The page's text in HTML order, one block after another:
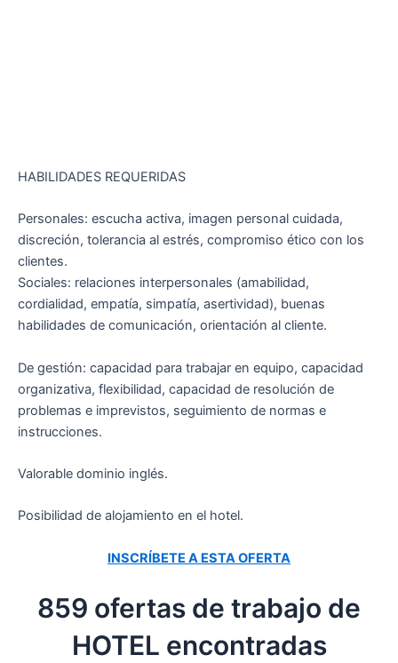
HABILIDADES REQUERIDAS
Personales: escucha activa, imagen personal cuidada,
discreción, tolerancia al estrés, compromiso ético con los
clientes.
Sociales: relaciones interpersonales (amabilidad,
cordialidad, empatía, simpatía, asertividad), buenas
habilidades de comunicación, orientación al cliente.
De gestión: capacidad para trabajar en equipo, capacidad
organizativa, flexibilidad, capacidad de resolución de
problemas e imprevistos, seguimiento de normas e
instrucciones.
Valorable dominio inglés.
Posibilidad de alojamiento en el hotel.
INSCRÍBETE A ESTA OFERTA
859 ofertas de trabajo de
HOTEL encontradas